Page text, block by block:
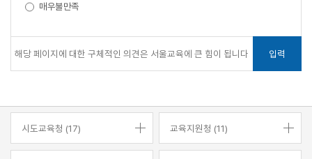
매우불만족
입력
시도교육청 (17) 교육지원청 (11)